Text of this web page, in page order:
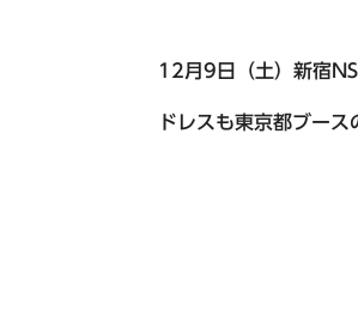
12月9日（土）新宿
ドレスも東京都ブー